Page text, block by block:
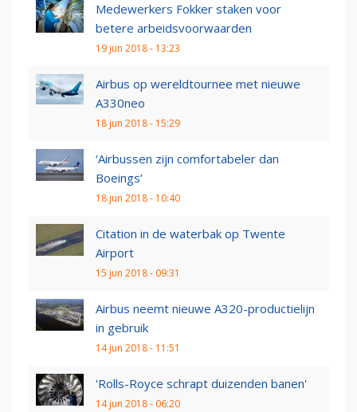
Medewerkers Fokker staken voor
betere arbeidsvoorwaarden
19 jun 2018 - 13:23
Airbus op wereldtournee met nieuwe
A330neo
18 jun 2018 - 15:29
‘Airbussen zijn comfortabeler dan
Boeings’
18 jun 2018 - 10:40
Citation in de waterbak op Twente
Airport
15 jun 2018 - 09:31
Airbus neemt nieuwe A320-productielijn
in gebruik
14 jun 2018 - 11:51
'Rolls-Royce schrapt duizenden banen'
14 jun 2018 - 06:20